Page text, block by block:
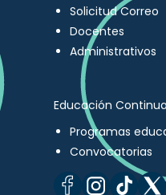
Solicitud Correo
Docentes
Administrativos
Educación Continua
Programas
Convocatorias